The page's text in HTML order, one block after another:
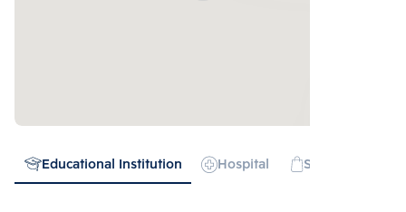
Educational Institution Hospital Shopping mall